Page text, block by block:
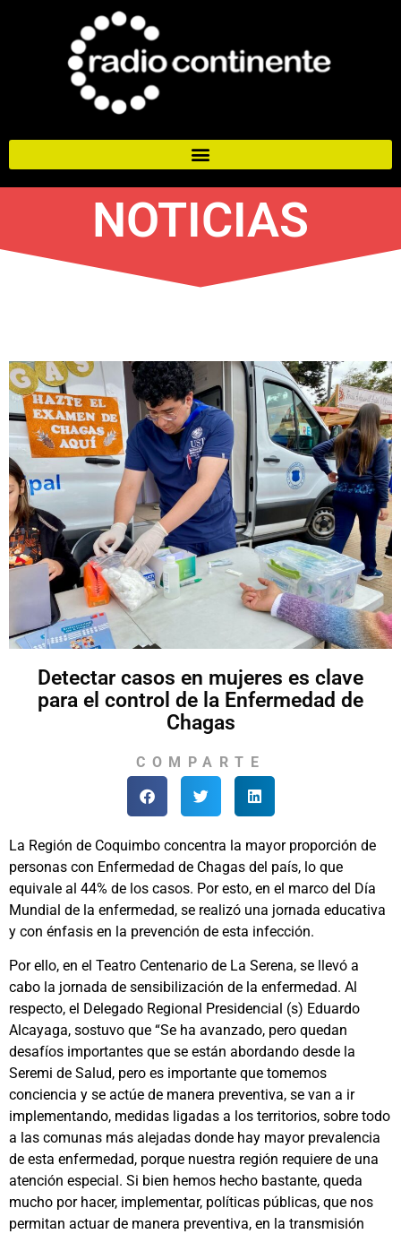
NOTICIAS
Detectar casos en mujeres es clave
para el control de la Enfermedad de
Chagas
COMPARTE
La Región de Coquimbo concentra la mayor proporción de
personas con Enfermedad de Chagas del país, lo que
equivale al 44% de los casos. Por esto, en el marco del Día
Mundial de la enfermedad, se realizó una jornada educativa
y con énfasis en la prevención de esta infección.
Por ello, en el Teatro Centenario de La Serena, se llevó a
cabo la jornada de sensibilización de la enfermedad. Al
respecto, el Delegado Regional Presidencial (s) Eduardo
Alcayaga, sostuvo que “Se ha avanzado, pero quedan
desafíos importantes que se están abordando desde la
Seremi de Salud, pero es importante que tomemos
conciencia y se actúe de manera preventiva, se van a ir
implementando, medidas ligadas a los territorios, sobre todo
a las comunas más alejadas donde hay mayor prevalencia
de esta enfermedad, porque nuestra región requiere de una
atención especial. Si bien hemos hecho bastante, queda
mucho por hacer, implementar, políticas públicas, que nos
permitan actuar de manera preventiva, en la transmisión